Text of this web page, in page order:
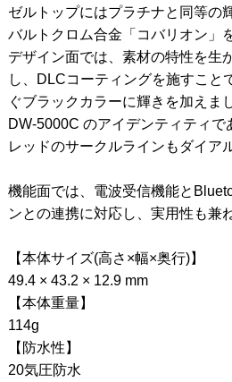
ゼルトップにはプラチナと同等の
バルトクロム合金「コバリオン」
デザイン面では、素材の特性を生
し、DLCコーティングを施すこと
ぐブラックカラーに輝きを加えま
DW-5000C のアイデンティティで
レッドのサークルラインもダイア
機能面では、電波受信機能と
ンとの連携に対応し、実用性も兼
【本体サイズ(高さ×幅×奥行)】
49.4 × 43.2 × 12.9 mm
【本体重量】
114g
【防水性】
20気圧防水